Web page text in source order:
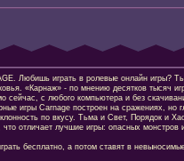
Любишь играть в ролевые онлайн игры?
«Карнаж» - по мнению десятков тысяч
сейчас, с любого компьютера и без
игры Carnage построен на сражениях, но
по вкусу. Тьма и Свет, Порядок и
отличает лучшие игры: опасных монстров
бесплатно, а потом ставят в